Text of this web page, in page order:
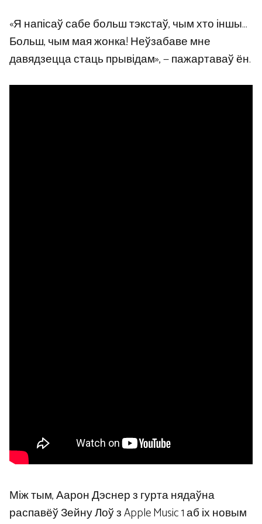
«Я напісаў сабе больш тэкстаў, чым хто іншы…
Больш, чым мая жонка! Неўзабаве мне
давядзецца стаць прывідам», — пажартаваў ён.
Між тым, Аарон Дэснер з гурта нядаўна
распавёў Зейну Лоў з Apple Music 1 аб іх новым